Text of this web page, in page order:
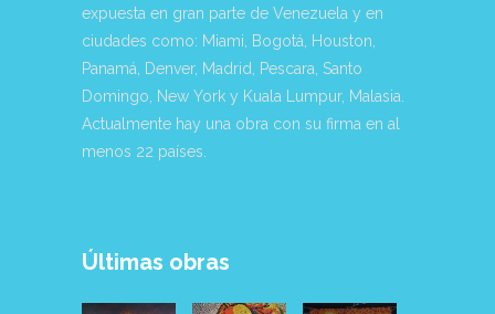
expuesta en gran parte de Venezuela y en
ciudades como: Miami, Bogotá, Houston,
Panamá, Denver, Madrid, Pescara, Santo
Domingo, New York y Kuala Lumpur, Malasia.
Actualmente hay una obra con su firma en al
menos 22 países.
Últimas obras